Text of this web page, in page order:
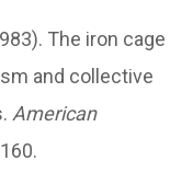
The iron cage
and collective
American